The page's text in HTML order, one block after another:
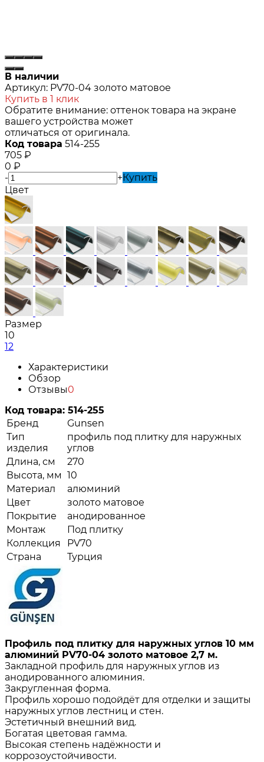
В наличии
Артикул: PV70-04 золото матовое
Купить в 1 клик
Обратите внимание: оттенок товара на экране
вашего устройства может
отличаться от оригинала.
Код товара 514-255
705 ₽
0 ₽
-
+Купить
Цвет
Размер
10
12
Характеристики
Обзор
Отзывы0
Код товара: 514-255
Бренд
Gunsen
Тип
изделия
профиль под плитку для наружных
углов
Длина, см
270
Высота, мм 10
Материал
алюминий
Цвет
золото матовое
Покрытие
анодированное
Монтаж
Под плитку
Коллекция
PV70
Страна
Турция
Профиль под плитку для наружных углов 10 мм
алюминий PV70-04 золото матовое 2,7 м.
Закладной профиль для наружных углов из
анодированного алюминия.
Закругленная форма.
Профиль хорошо подойдёт для отделки и защиты
наружных углов лестниц и стен.
Эстетичный внешний вид.
Богатая цветовая гамма.
Высокая степень надёжности и
коррозоустойчивости.